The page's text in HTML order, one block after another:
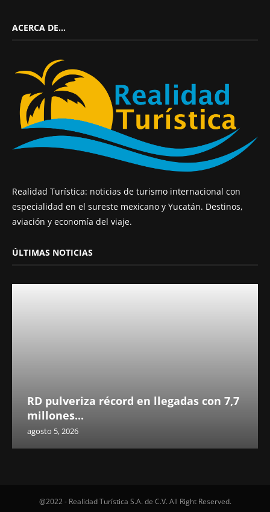
ACERCA DE…
Realidad Turística: noticias de turismo internacional con
especialidad en el sureste mexicano y Yucatán. Destinos,
aviación y economía del viaje.
ÚLTIMAS NOTICIAS
RD pulveriza récord en llegadas con 7,7
millones...
agosto 5, 2026
@2022 - Realidad Turística S.A. de C.V. All Right Reserved.